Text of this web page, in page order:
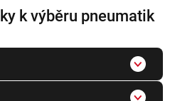
k výběru pneumatik